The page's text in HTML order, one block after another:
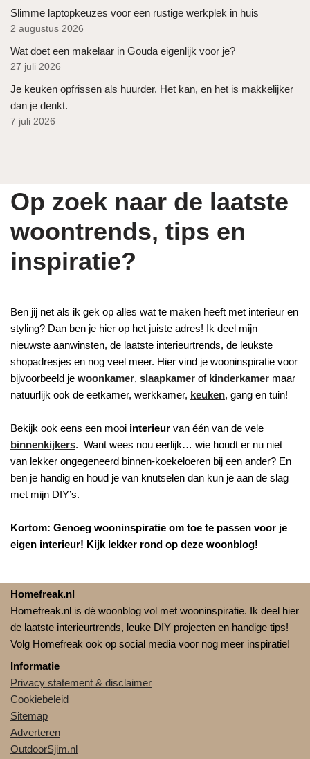
Slimme laptopkeuzes voor een rustige werkplek in huis
2 augustus 2026
Wat doet een makelaar in Gouda eigenlijk voor je?
27 juli 2026
Je keuken opfrissen als huurder. Het kan, en het is makkelijker
dan je denkt.
7 juli 2026
Op zoek naar de laatste
woontrends, tips en
inspiratie?
Ben jij net als ik gek op alles wat te maken heeft met interieur en
styling? Dan ben je hier op het juiste adres! Ik deel mijn
nieuwste aanwinsten, de laatste interieurtrends, de leukste
shopadresjes en nog veel meer. Hier vind je wooninspiratie voor
bijvoorbeeld je woonkamer, slaapkamer of kinderkamer maar
natuurlijk ook de eetkamer, werkkamer, keuken, gang en tuin!
Bekijk ook eens een mooi interieur van één van de vele
binnenkijkers. Want wees nou eerlijk… wie houdt er nu niet
van lekker ongegeneerd binnen-koekeloeren bij een ander? En
ben je handig en houd je van knutselen dan kun je aan de slag
met mijn DIY’s.
Kortom: Genoeg wooninspiratie om toe te passen voor je
eigen interieur! Kijk lekker rond op deze woonblog!
Homefreak.nl
Homefreak.nl is dé woonblog vol met wooninspiratie. Ik deel hier
de laatste interieurtrends, leuke DIY projecten en handige tips!
Volg Homefreak ook op social media voor nog meer inspiratie!
Informatie
Privacy statement & disclaimer
Cookiebeleid
Sitemap
Adverteren
OutdoorSjim.nl